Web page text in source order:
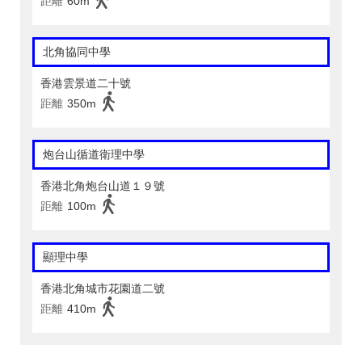
北角協同中學
香港雲景道二十號
距離 350m
炮台山循道衛理中學
香港北角炮台山道１９號
距離 100m
顯理中學
香港北角城市花園道二號
距離 410m